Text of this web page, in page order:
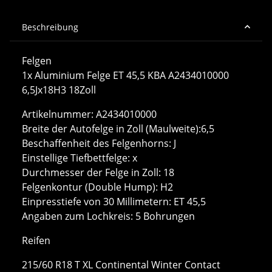
Beschreibung
Felgen
1x Aluminium Felge ET 45,5 KBA A2434010000
6,5Jx18H3 18Zoll
Artikelnummer: A2434010000
Breite der Autofelge in Zoll (Maulweite):6,5
Beschaffenheit des Felgenhorns: J
Einstellige Tiefbettfelge: x
Durchmesser der Felge in Zoll: 18
Felgenkontur (Double Hump): H2
Einpresstiefe von 30 Millimetern: ET 45,5
Angaben zum Lochkreis: 5 Bohrungen
Reifen
215/60 R18 T XL Continental Winter Contact